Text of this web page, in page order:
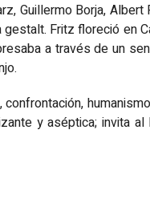
Guillermo Borja,
Fritz floreció en
a través de un
y aséptica; invita